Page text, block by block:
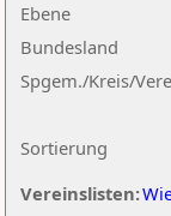
Ebene
Sortierung
Bundesland
Spgem./Kreis/
Vereinslisten: